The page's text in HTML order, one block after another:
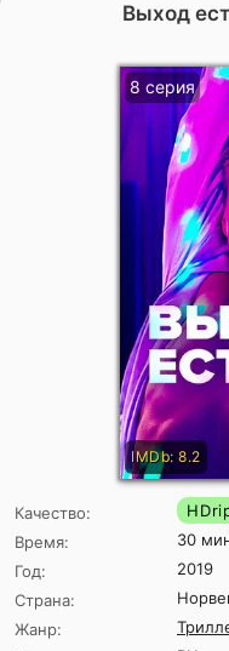
Выход
IMDb: 8.2
8 серия
Качество:
Время:
30
Год:
2019
Страна:
Жанр: